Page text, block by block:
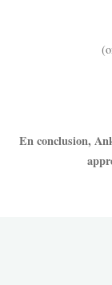
En conclusion,